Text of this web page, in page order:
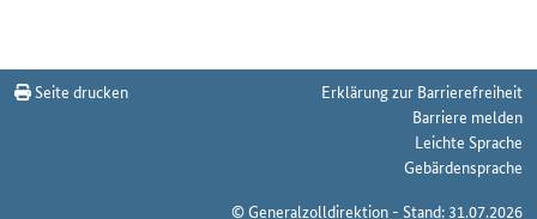
Seite drucken
Erklärung zur Barrierefreiheit
Barriere melden
Leichte Sprache
Gebärdensprache
© Generalzolldirektion - Stand: 31.07.2026